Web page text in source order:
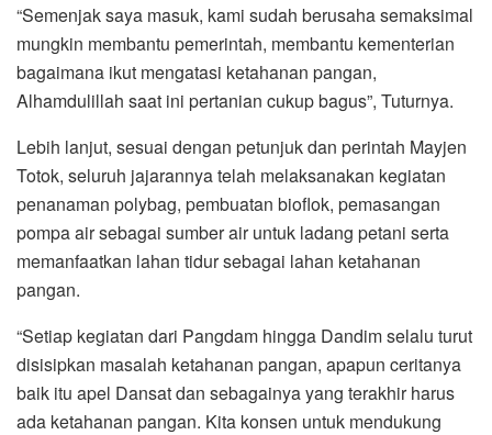
“Semenjak saya masuk, kami sudah berusaha semaksimal
mungkin membantu pemerintah, membantu kementerian
bagaimana ikut mengatasi ketahanan pangan,
Alhamdulillah saat ini pertanian cukup bagus”, Tuturnya.
Lebih lanjut, sesuai dengan petunjuk dan perintah Mayjen
Totok, seluruh jajarannya telah melaksanakan kegiatan
penanaman polybag, pembuatan bioflok, pemasangan
pompa air sebagai sumber air untuk ladang petani serta
memanfaatkan lahan tidur sebagai lahan ketahanan
pangan.
“Setiap kegiatan dari Pangdam hingga Dandim selalu turut
disisipkan masalah ketahanan pangan, apapun ceritanya
baik itu apel Dansat dan sebagainya yang terakhir harus
ada ketahanan pangan. Kita konsen untuk mendukung